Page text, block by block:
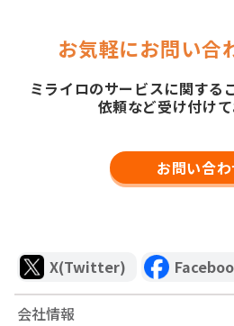
お気軽にお問い合
ミライロのサービスに関する
依頼など受け付けて
お問い合
X(Twitter)
会社情報